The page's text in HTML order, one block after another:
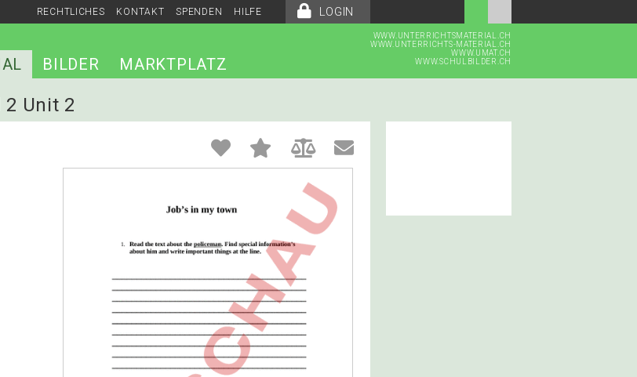
LOGIN
RECHTLICHES KONTAKT SPENDEN HILFE
WWW.UNTERRICHTSMATERIAL.CH
WWW.UNTERRICHTS-MATERIAL.CH
WWW.UMAT.CH
WWW.SCHULBILDER.CH
BILDER MARKTPLATZ
Unit 2